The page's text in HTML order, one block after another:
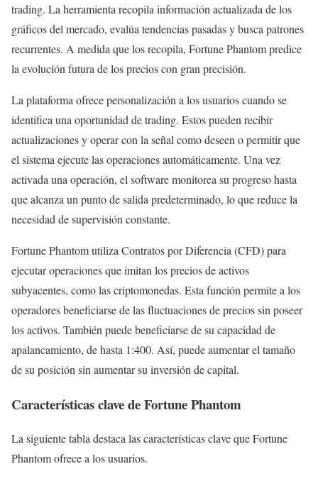
trading. La herramienta recopila información actualizada de los
gráficos del mercado, evalúa tendencias pasadas y busca patrones
recurrentes. A medida que los recopila, Fortune Phantom predice
la evolución futura de los precios con gran precisión.
La plataforma ofrece personalización a los usuarios cuando se
identifica una oportunidad de trading. Estos pueden recibir
actualizaciones y operar con la señal como deseen o permitir que
el sistema ejecute las operaciones automáticamente. Una vez
activada una operación, el software monitorea su progreso hasta
que alcanza un punto de salida predeterminado, lo que reduce la
necesidad de supervisión constante.
Fortune Phantom utiliza Contratos por Diferencia (CFD) para
ejecutar operaciones que imitan los precios de activos
subyacentes, como las criptomonedas. Esta función permite a los
operadores beneficiarse de las fluctuaciones de precios sin poseer
los activos. También puede beneficiarse de su capacidad de
apalancamiento, de hasta 1:400. Así, puede aumentar el tamaño
de su posición sin aumentar su inversión de capital.
Características clave de Fortune Phantom
La siguiente tabla destaca las características clave que Fortune
Phantom ofrece a los usuarios.